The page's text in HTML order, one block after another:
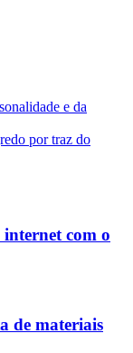
e da
por traz do
com o
de materiais